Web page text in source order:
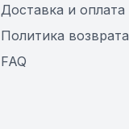
Доставка и оплата
Политика возврата
FAQ